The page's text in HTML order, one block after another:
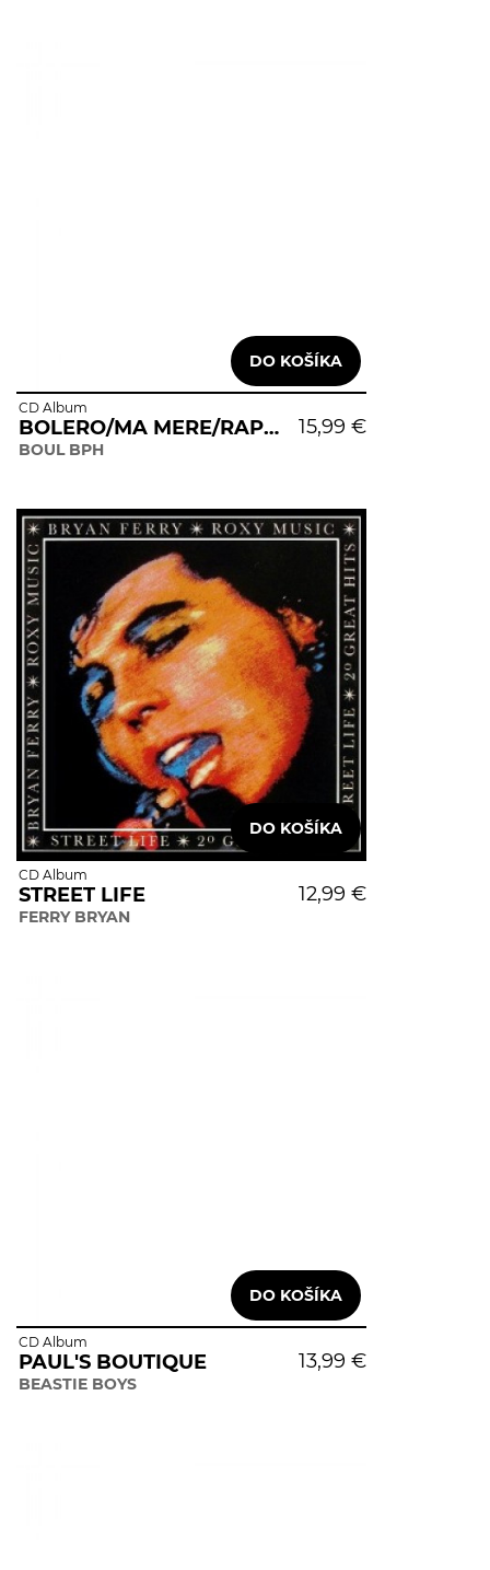
15,99 €
CD Album
BOLERO/MA MERE/RAPS.ESP.
BOUL BPH
12,99 €
CD Album
STREET LIFE
FERRY BRYAN
13,99 €
CD Album
PAUL'S BOUTIQUE
BEASTIE BOYS